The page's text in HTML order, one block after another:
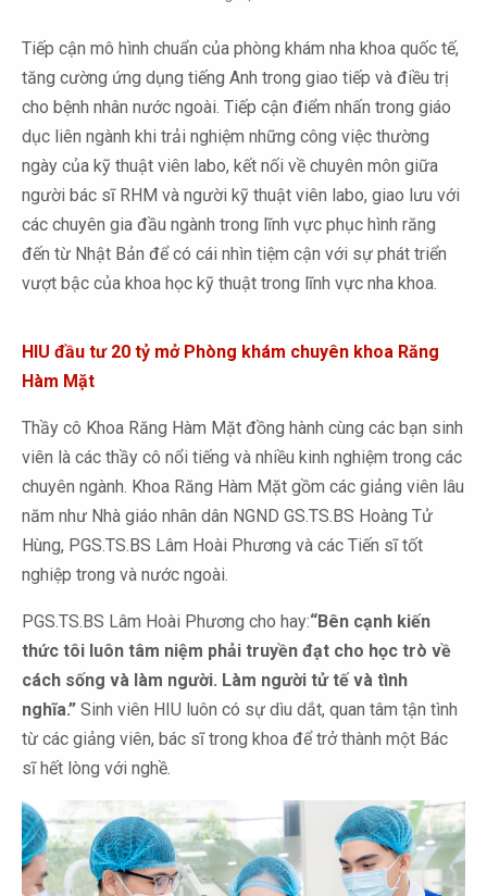
Tiếp cận mô hình chuẩn của phòng khám nha khoa quốc tế,
tăng cường ứng dụng tiếng Anh trong giao tiếp và điều trị
cho bệnh nhân nước ngoài. Tiếp cận điểm nhấn trong giáo
dục liên ngành khi trải nghiệm những công việc thường
ngày của kỹ thuật viên labo, kết nối về chuyên môn giữa
người bác sĩ RHM và người kỹ thuật viên labo, giao lưu với
các chuyên gia đầu ngành trong lĩnh vực phục hình răng
đến từ Nhật Bản để có cái nhìn tiệm cận với sự phát triển
vượt bậc của khoa học kỹ thuật trong lĩnh vực nha khoa.
HIU đầu tư 20 tỷ mở Phòng khám chuyên khoa Răng
Hàm Mặt
Thầy cô Khoa Răng Hàm Mặt đồng hành cùng các bạn sinh
viên là các thầy cô nổi tiếng và nhiều kinh nghiệm trong các
chuyên ngành. Khoa Răng Hàm Mặt gồm các giảng viên lâu
năm như Nhà giáo nhân dân NGND GS.TS.BS Hoàng Tử
Hùng, PGS.TS.BS Lâm Hoài Phương và các Tiến sĩ tốt
nghiệp trong và nước ngoài.
PGS.TS.BS Lâm Hoài Phương cho hay:“Bên cạnh kiến
thức tôi luôn tâm niệm phải truyền đạt cho học trò về
cách sống và làm người. Làm người tử tế và tình
nghĩa.” Sinh viên HIU luôn có sự dìu dắt, quan tâm tận tình
từ các giảng viên, bác sĩ trong khoa để trở thành một Bác
sĩ hết lòng với nghề.